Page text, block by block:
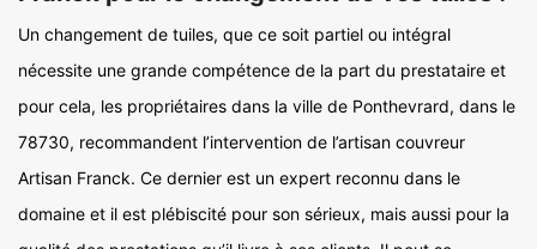
Un changement de tuiles, que ce soit partiel ou intégral
nécessite une grande compétence de la part du prestataire et
pour cela, les propriétaires dans la ville de Ponthevrard, dans le
78730, recommandent l’intervention de l’artisan couvreur
Artisan Franck. Ce dernier est un expert reconnu dans le
domaine et il est plébiscité pour son sérieux, mais aussi pour la